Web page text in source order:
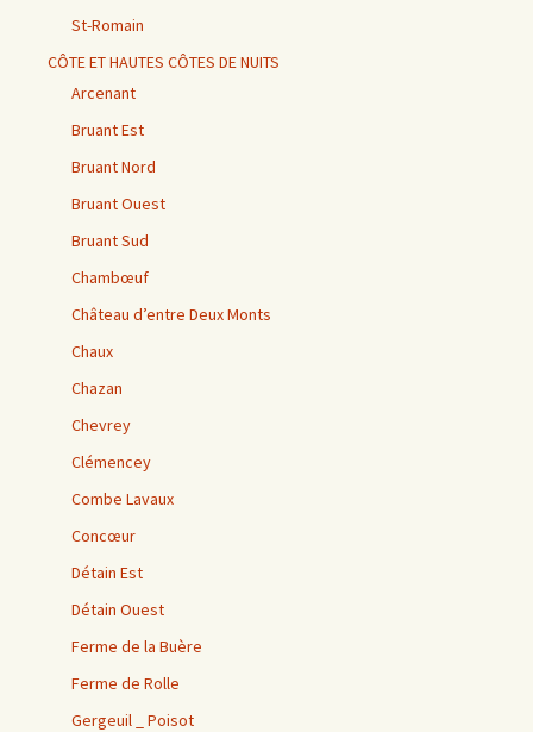
St-Romain
CÔTE ET HAUTES CÔTES DE NUITS
Arcenant
Bruant Est
Bruant Nord
Bruant Ouest
Bruant Sud
Chambœuf
Château d’entre Deux Monts
Chaux
Chazan
Chevrey
Clémencey
Combe Lavaux
Concœur
Détain Est
Détain Ouest
Ferme de la Buère
Ferme de Rolle
Gergeuil _ Poisot